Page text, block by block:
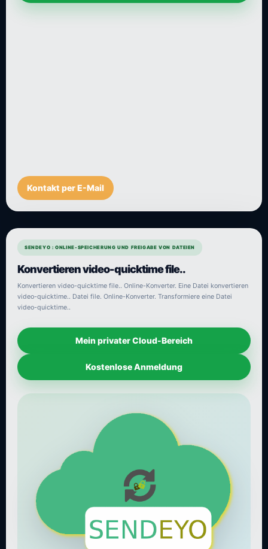
Kontakt per E-Mail
SENDEYO : ONLINE-SPEICHERUNG UND FREIGABE VON DATEIEN
Konvertieren video-quicktime file..
Konvertieren video-quicktime file.. Online-Konverter. Eine Datei konvertieren
video-quicktime.. Datei file. Online-Konverter. Transformiere eine Datei
video-quicktime..
Mein privater Cloud-Bereich
Kostenlose Anmeldung